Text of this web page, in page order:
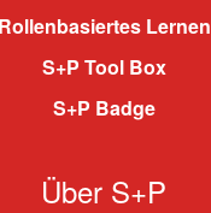
Rollenbasiertes Lernen
S+P Tool Box
S+P Badge
Über S+P